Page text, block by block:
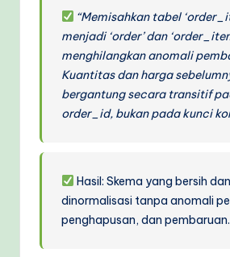
“Memisahkan tabel
menjadi ‘order’ dan
menghilangkan anomali
Kuantitas dan harga
bergantung secara transitif
order_id, bukan pada kunci
Hasil: Skema yang bersih dan
dinormalisasi tanpa anomali
penghapusan, dan pembaruan.